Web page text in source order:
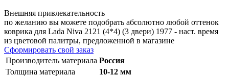
Внешняя привлекательность
по желанию вы можете подобрать абсолютно любой оттенок
коврика для Lada Niva 2121 (4*4) (3 двери) 1977 - наст. время
из цветовой палитры, предложенной в магазине
Сформировать свой заказ
Производитель материала Россия
Толщина материала
10-12 мм